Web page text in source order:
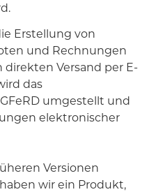
Erstellung von
und Rechnungen
direkten Versand per E-
das
umgestellt und
elektronischer
Versionen
wir ein Produkt,